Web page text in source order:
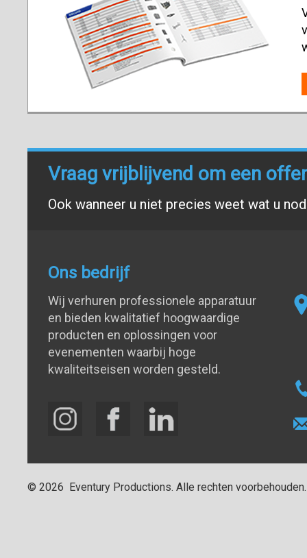
Vraag vrijblijvend om een
Ook wanneer u niet precies weet wat u
Ons bedrijf
Wij verhuren professionele apparatuur
en bieden kwalitatief hoogwaardige
producten en oplossingen voor
evenementen waarbij hoge
kwaliteitseisen worden gesteld.
© 2026 Eventury Productions. Alle rechten voorbehouden.